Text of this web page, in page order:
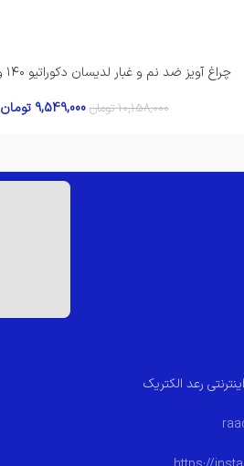
چراغ آویز ضد نم و غبار لدیسان دکوراتیو ۱۴۰ وات مازی نور
10,158,000 تومان 9,549,000 تومان
رعد الکتریک